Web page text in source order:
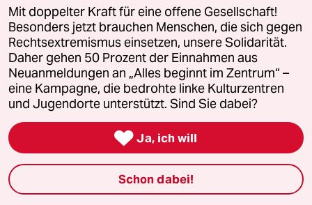
Insbesondere die Punkte 4 und 6!
E Estragon
28.07.2014,14:42 Uhr
@9076 (Profil gelöscht):
"verfasst von einem
deutschsprachigen Korrespondenten
aus Russland."
Interessant, wie neuerdings offenbar
versucht wird russische
Mit doppelter Kraft für eine offene Gesellschaft!
Besonders jetzt brauchen Menschen, die sich gegen
Rechtsextremismus einsetzen, unsere Solidarität.
Daher gehen 50 Prozent der Einnahmen aus
Neuanmeldungen an „Alles beginnt im Zentrum“ –
eine Kampagne, die bedrohte linke Kulturzentren
und Jugendorte unterstützt. Sind Sie dabei?
 Ja, ich will
Schon dabei!